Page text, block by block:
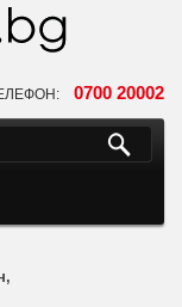
0700 20002